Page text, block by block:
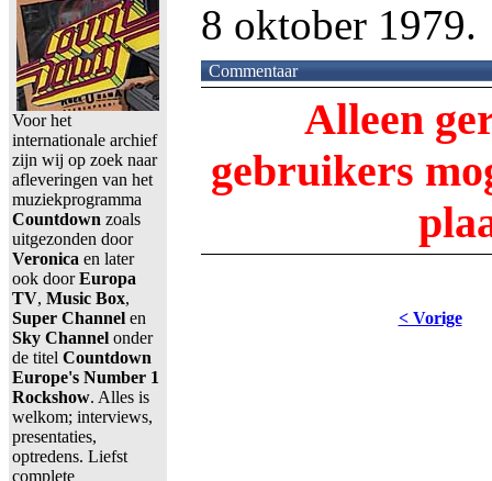
Voor het
internationale archief
zijn wij op zoek naar
afleveringen van het
muziekprogramma
Countdown zoals
uitgezonden door
Veronica en later
ook doorEuropa
TV, Music Box,
Super Channel en
Sky Channel onder
de titel Countdown
Europe's Number 1
Rockshow. Alles is
welkom; interviews,
presentaties,
optredens. Liefst
complete
8 oktober 1979.
Commentaar
Alleen
gebruikers
< Vorige